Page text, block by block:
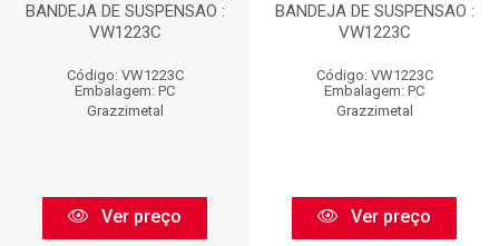
BANDEJA DE SUSPENSAO :
VW1223C
Código: VW1223C
Embalagem: PC
Grazzimetal
Ver preço
BANDEJA DE SUSPENSAO :
VW1223C
Código: VW1223C
Embalagem: PC
Grazzimetal
Ver preço